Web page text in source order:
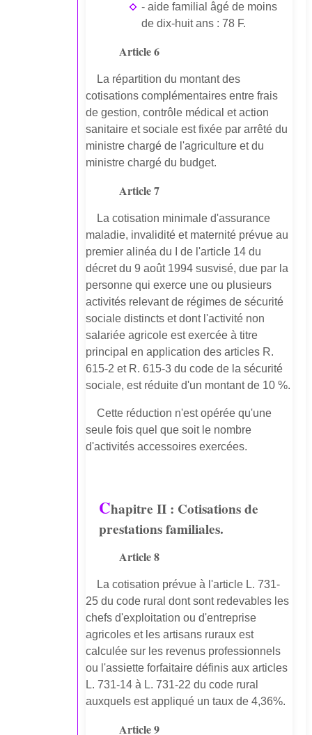
- aide familial âgé de moins
de dix-huit ans : 78 F.
Article 6
La répartition du montant des
cotisations complémentaires entre frais
de gestion, contrôle médical et action
sanitaire et sociale est fixée par arrêté du
ministre chargé de l'agriculture et du
ministre chargé du budget.
Article 7
La cotisation minimale d'assurance
maladie, invalidité et maternité prévue au
premier alinéa du I de l'article 14 du
décret du 9 août 1994 susvisé, due par la
personne qui exerce une ou plusieurs
activités relevant de régimes de sécurité
sociale distincts et dont l'activité non
salariée agricole est exercée à titre
principal en application des articles R.
615-2 et R. 615-3 du code de la sécurité
sociale, est réduite d'un montant de 10 %.
Cette réduction n'est opérée qu'une
seule fois quel que soit le nombre
d'activités accessoires exercées.
Chapitre II : Cotisations de
prestations familiales.
Article 8
La cotisation prévue à l'article L. 731-
25 du code rural dont sont redevables les
chefs d'exploitation ou d'entreprise
agricoles et les artisans ruraux est
calculée sur les revenus professionnels
ou l'assiette forfaitaire définis aux articles
L. 731-14 à L. 731-22 du code rural
auxquels est appliqué un taux de 4,36%.
Article 9